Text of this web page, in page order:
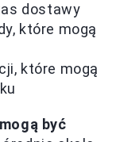
dostawy
które mogą
które mogą
być